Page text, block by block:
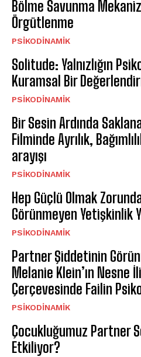
Bölme Savunma
Örgütlenme
PSIKODINAMIK
Solitude: Yalnızlığın
Kuramsal Bir
PSIKODINAMIK
Bir Sesin Ardında
Filminde Ayrılık,
arayışı
PSIKODINAMIK
Hep Güçlü Olmak
Görünmeyen Yetişkinlik
PSIKODINAMIK
Partner Şiddetinin
Melanie Klein’ın Nesne
Çerçevesinde Failin
PSIKODINAMIK
Çocukluğumuz Partner
Etkiliyor?